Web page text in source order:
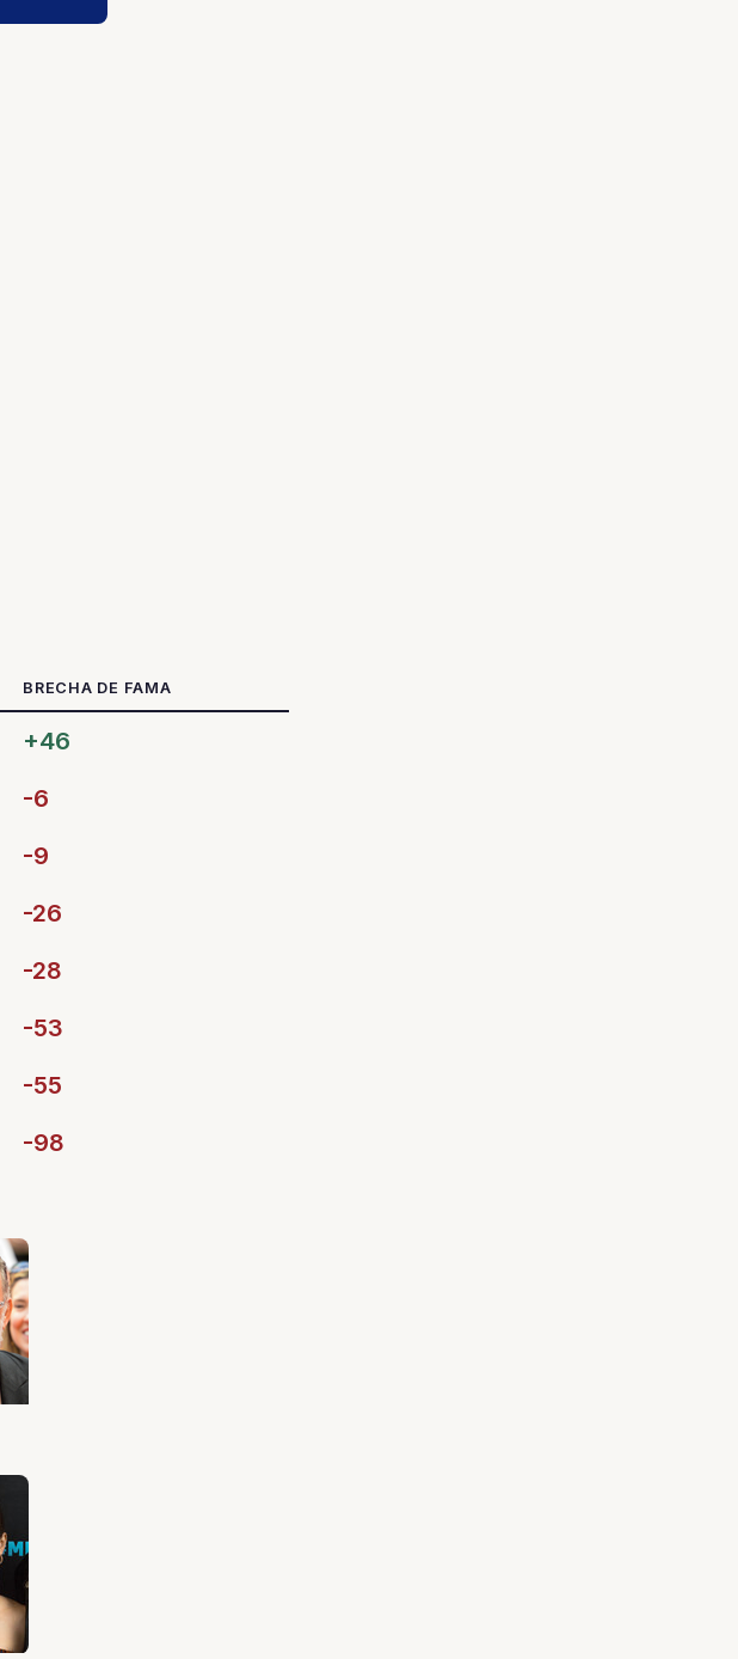
BRECHA DE FAMA
+46
-6
-9
-26
-28
-53
-55
-98